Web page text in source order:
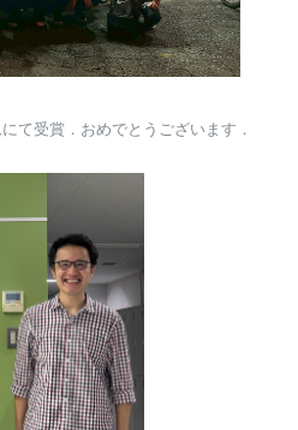
て受賞．おめでとうございます．